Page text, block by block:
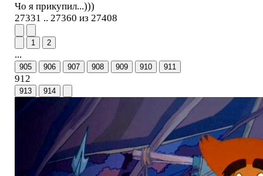
Чо я прикупил...)))
27331 .. 27360 из 27408
1 2
...
905 906 907 908 909 910 911
912
913 914